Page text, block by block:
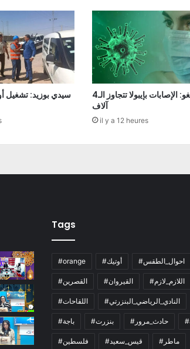
سيدي بوزيد: تشغيل
الكونغو: الإصابات بإيبولا تتجاوز الـ4
آلاف
il y a 12 heures
Tags
#orange #أوتيك #احوال_الطقس
#القصرين #القيروان #اللازم_لازم
#اللقاحات #النادي_الرياضي_البنزرتي
#باجة #بنزرت #حادث_مرور
#فلسطين #قيس_سعيد #ماطر